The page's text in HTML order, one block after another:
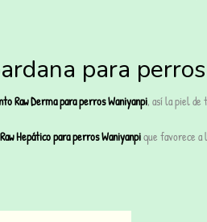
para perros
Raw Derma para perros Waniyanpi, así la piel de
Hepático para perros Waniyanpique favorece a